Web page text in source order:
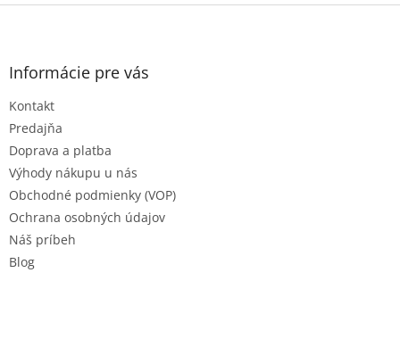
Z
Informácie pre vás
Kontakt
Predajňa
Doprava a platba
Výhody nákupu u nás
Obchodné podmienky (VOP)
Ochrana osobných údajov
Náš príbeh
Blog